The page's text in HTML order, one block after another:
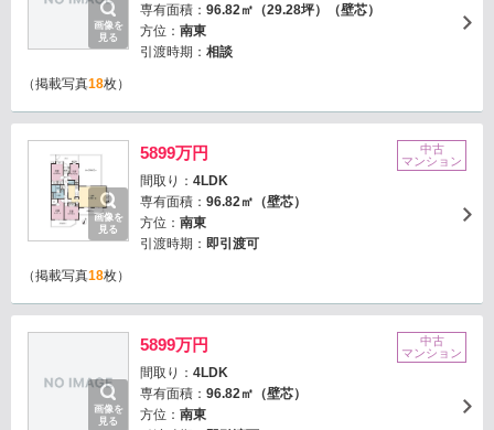
画像を
見る
専有面積： 96.82㎡（29.28坪）（壁芯）
方位： 南東
引渡時期： 相談
（掲載写真18枚）
画像を
見る
5899万円
間取り： 4LDK
専有面積： 96.82㎡（壁芯）
方位： 南東
引渡時期： 即引渡可
中古
マンション
（掲載写真18枚）
画像を
見る
5899万円
間取り： 4LDK
専有面積： 96.82㎡（壁芯）
方位： 南東
中古
マンション